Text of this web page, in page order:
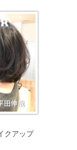
クアップ